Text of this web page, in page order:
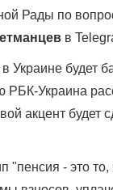
Рады по
в
будет
РБК-Украина
акцент будет
"пенсия - это